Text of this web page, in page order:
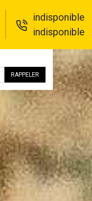
indisponible
indisponible